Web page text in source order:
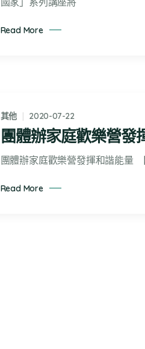
Read More
其他 2020-07-22
團體辦家庭歡樂營發
團體辦家庭歡樂營發揮和諧能量
Read More